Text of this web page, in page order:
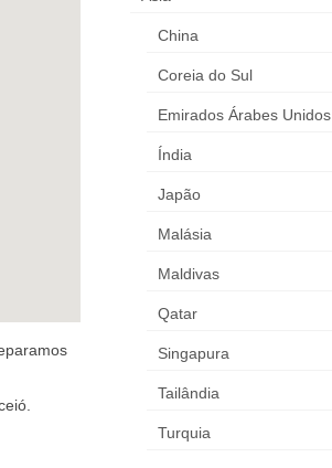
China
Coreia do Sul
Emirados Árabes Unidos
Índia
Japão
Malásia
Maldivas
Qatar
Singapura
Tailândia
Turquia